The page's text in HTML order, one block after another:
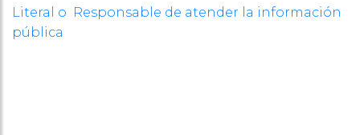
Literal o Responsable de atender la información
pública